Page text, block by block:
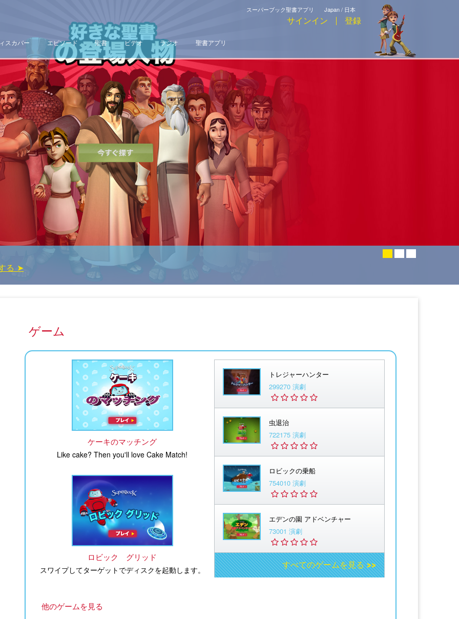
Japan / 日本
スーパーブック聖書アプリ
サインイン 登録
スカバー エピソード 聖書 ビデオ ラジオ 聖書アプリ
る ➤
ゲーム
ケーキのマッチング
Like cake? Then you'll love Cake Match!
ロビック グリッド
スワイプしてターゲットでディスクを起動します。
トレジャーハンター
299270 演劇
虫退治
722175 演劇
ロビックの乗船
754010 演劇
エデンの園 アドベンチャー
73001 演劇
すべてのゲームを見る >>
他のゲームを見る